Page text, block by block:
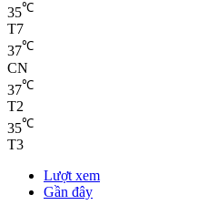
35℃
T7
37℃
CN
37℃
T2
35℃
T3
Lượt xem
Gần đây